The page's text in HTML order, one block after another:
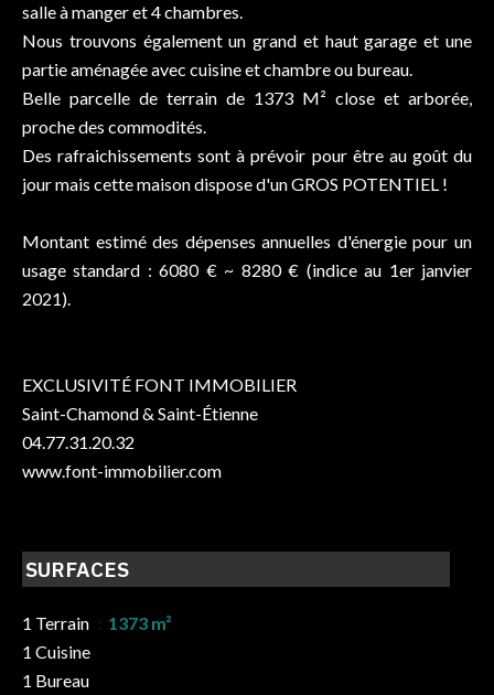
salle à manger et 4 chambres.
Nous trouvons également un grand et haut garage et une
partie aménagée avec cuisine et chambre ou bureau.
Belle parcelle de terrain de 1373 M² close et arborée,
proche des commodités.
Des rafraichissements sont à prévoir pour être au goût du
jour mais cette maison dispose d'un GROS POTENTIEL !
Montant estimé des dépenses annuelles d'énergie pour un
usage standard : 6080 € ~ 8280 € (indice au 1er janvier
2021).
EXCLUSIVITÉ FONT IMMOBILIER
Saint-Chamond & Saint-Étienne
04.77.31.20.32
www.font-immobilier.com
SURFACES
1 Terrain
1373 m²
1 Cuisine
1 Bureau